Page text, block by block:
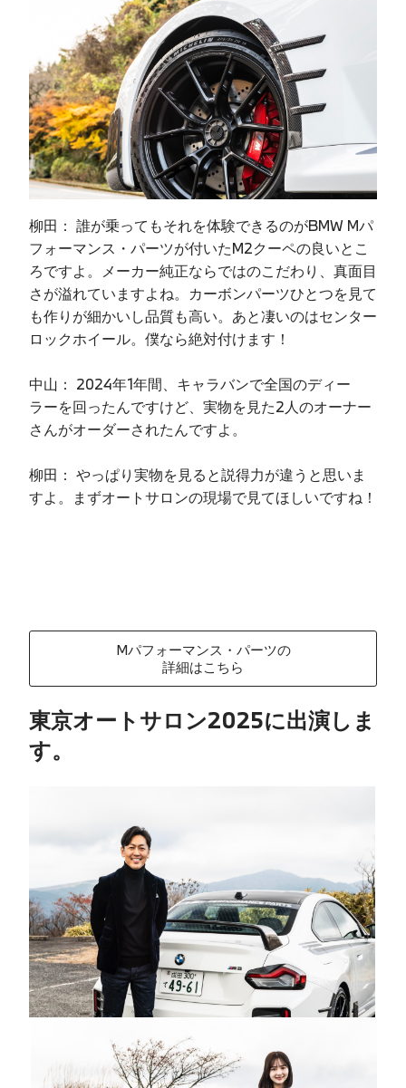
柳田： 誰が乗ってもそれを体験できるのがBMW Mパ
フォーマンス・パーツが付いたM2クーペの良いとこ
ろですよ。メーカー純正ならではのこだわり、真面目
さが溢れていますよね。カーボンパーツひとつを見て
も作りが細かいし品質も高い。あと凄いのはセンター
ロックホイール。僕なら絶対付けます！
中山： 2024年1年間、キャラバンで全国のディー
ラーを回ったんですけど、実物を見た2人のオーナー
さんがオーダーされたんですよ。
柳田： やっぱり実物を見ると説得力が違うと思いま
すよ。まずオートサロンの現場で見てほしいですね！
Mパフォーマンス・パーツの
詳細はこちら
東京オートサロン2025に出演しま
す。